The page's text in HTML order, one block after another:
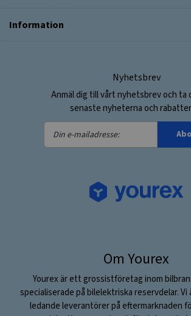
Information
Nyhetsbrev
Anmäl dig till vårt nyhetsbrev och ta
senaste nyheterna och
Din
e-
Om Yourex
Yourex är ett grossistföretag inom
specialiserade på bilelektriska reservdelar. Vi
ledande leverantörer på eftermarknaden